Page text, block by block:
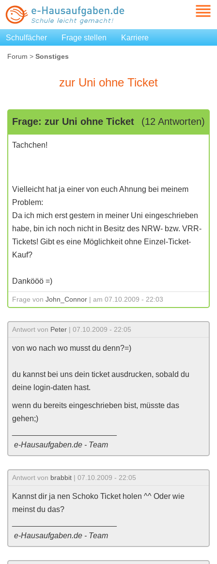
Schulfächer Frage stellen Karriere
Forum > Sonstiges
zur Uni ohne Ticket
Frage: zur Uni ohne Ticket (12 Antworten)
Tachchen!
Vielleicht hat ja einer von euch Ahnung bei meinem
Problem:
Da ich mich erst gestern in meiner Uni eingeschrieben
habe, bin ich noch nicht in Besitz des NRW- bzw. VRR-
Tickets! Gibt es eine Möglichkeit ohne Einzel-Ticket-
Kauf?
Dankööö =)
Frage von John_Connor | am 07.10.2009 - 22:03
Antwort von Peter | 07.10.2009 - 22:05
von wo nach wo musst du denn?=)
du kannst bei uns dein ticket ausdrucken, sobald du
deine login-daten hast.
wenn du bereits eingeschrieben bist, müsste das
gehen;)
e-Hausaufgaben.de - Team
Antwort von brabbit | 07.10.2009 - 22:05
Kannst dir ja nen Schoko Ticket holen ^^ Oder wie
meinst du das?
e-Hausaufgaben.de - Team